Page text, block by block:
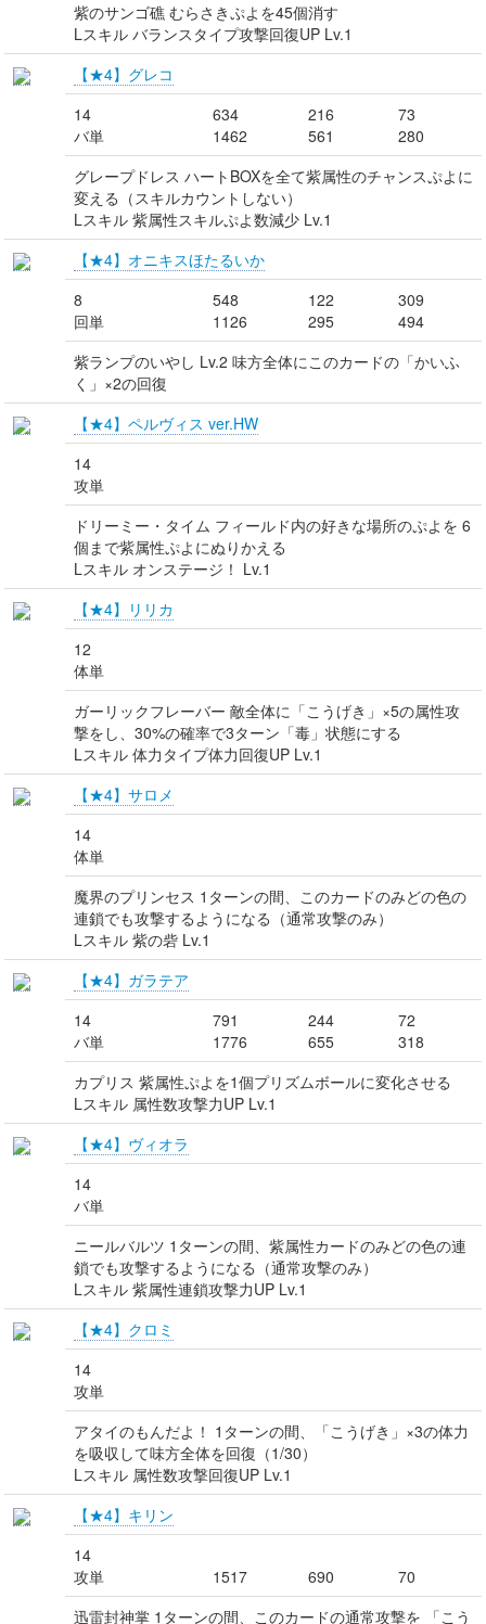
紫のサンゴ礁 むらさきぷよを45個消す
Lスキル バランスタイプ攻撃回復UP Lv.1
【★4】グレコ
14
バ単
634
1462
216
561
73
280
グレープドレス ハートBOXを全て紫属性のチャンスぷよに
変える（スキルカウントしない）
Lスキル 紫属性スキルぷよ数減少 Lv.1
【★4】オニキスほたるいか
8
回単
548
1126
122
295
309
494
紫ランプのいやし Lv.2 味方全体にこのカードの「かいふ
く」×2の回復
【★4】ペルヴィス ver.HW
14
攻単
ドリーミー・タイム フィールド内の好きな場所のぷよを 6
個まで紫属性ぷよにぬりかえる
Lスキル オンステージ！ Lv.1
【★4】リリカ
12
体単
ガーリックフレーバー 敵全体に「こうげき」×5の属性攻
撃をし、30%の確率で3ターン「毒」状態にする
Lスキル 体力タイプ体力回復UP Lv.1
【★4】サロメ
14
体単
魔界のプリンセス 1ターンの間、このカードのみどの色の
連鎖でも攻撃するようになる（通常攻撃のみ）
Lスキル 紫の砦 Lv.1
【★4】ガラテア
14
バ単
791
1776
244
655
72
318
カプリス 紫属性ぷよを1個プリズムボールに変化させる
Lスキル 属性数攻撃力UP Lv.1
【★4】ヴィオラ
14
バ単
ニールバルツ 1ターンの間、紫属性カードのみどの色の連
鎖でも攻撃するようになる（通常攻撃のみ）
Lスキル 紫属性連鎖攻撃力UP Lv.1
【★4】クロミ
14
攻単
アタイのもんだよ！ 1ターンの間、「こうげき」×3の体力
を吸収して味方全体を回復（1/30）
Lスキル 属性数攻撃回復UP Lv.1
【★4】キリン
14
攻単
1517 690
70
迅雷封神掌 1ターンの間、このカードの通常攻撃を 「こう